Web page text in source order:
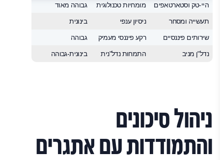
היי-טק וסטארטאפים מומחיות טכנולוגית גבוהה מאוד
תעשייה ומסחר ניסיון ענפי בינונית
שירותים פיננסיים רקע פיננסי מעמיק גבוהה
נדל"ן מניב התמחות נדל"נית בינונית-גבוהה
ניהול סיכונים
והתמודדות עם אתגרים